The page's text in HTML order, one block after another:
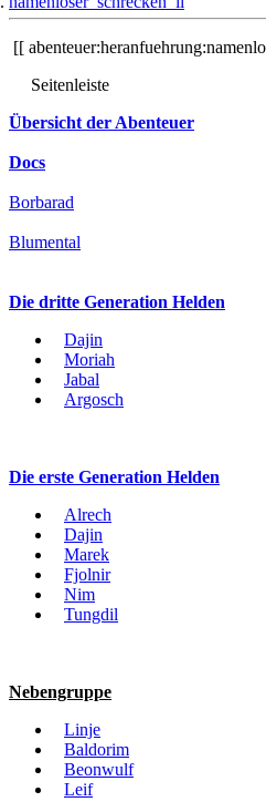
Seitenleiste
Übersicht der Abenteuer
Docs
Borbarad
Blumental
Die dritte Generation Helden
Dajin
Moriah
Jabal
Argosch
Die erste Generation Helden
Alrech
Dajin
Marek
Fjolnir
Nim
Tungdil
Nebengruppe
Linje
Baldorim
Beonwulf
Leif